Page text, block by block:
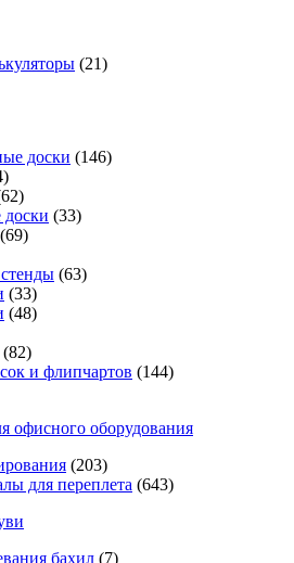
(21)
доски (146)
(33)
(69)
(63)
(33)
(48)
(82)
и флипчартов (144)
офисного оборудования
(203)
для переплета (643)
бахил (7)